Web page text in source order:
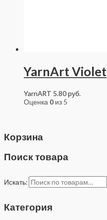
YarnArt Violet
YarnART 5.80 руб.
Оценка 0 из 5
Корзина
Поиск товара
Искать:
Категория